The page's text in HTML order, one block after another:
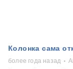
Колонка сама
более года назад